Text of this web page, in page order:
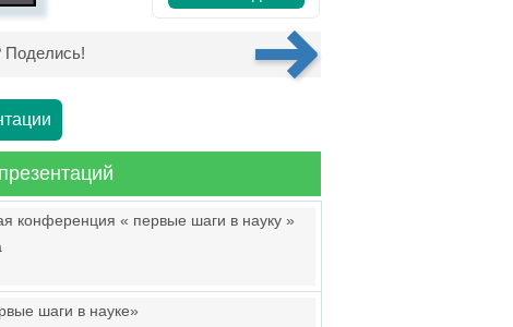
конференция « первые шаги в науку »
шаги в науке»